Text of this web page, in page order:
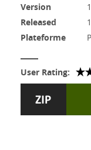
Version
Released
Plateforme
User Rating: